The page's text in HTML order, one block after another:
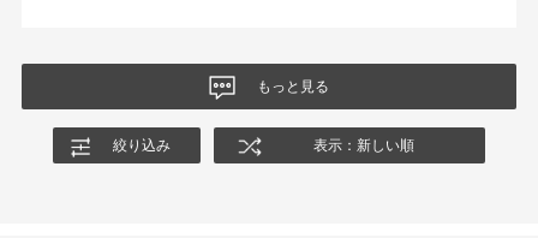
もっと見る
絞り込み 表示：新しい順